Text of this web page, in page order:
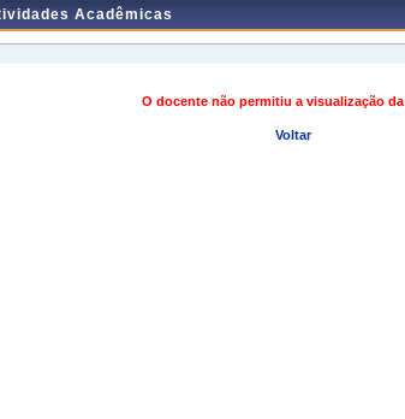
Acadêmicas
O docente não permitiu a visualização
Voltar